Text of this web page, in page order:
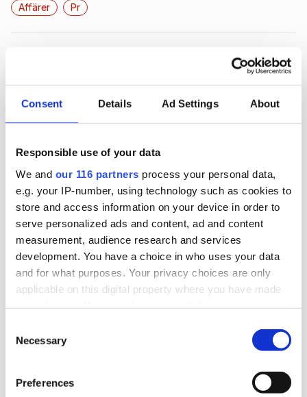
Consent Details Ad Settings About
Responsible use of your data
We and our 116 partners process your personal data,
e.g. your IP-number, using technology such as cookies to
store and access information on your device in order to
serve personalized ads and content, ad and content
measurement, audience research and services
development. You have a choice in who uses your data
and for what purposes. Your privacy choices are only
applicable on this digital property where you have made
the Privacy trigger icon.
Find out more about how your personal data is processed
and set your preferences in the
Selection
Necessary
Preferences
Affärer Pr
Pa-koncernen Rud Pedersen ökade under 2025
både intäkten och lönsamheten och passerade
Affärer Pr
Flashback investerade bort vinsten
Webbforumet för högt och mest lågt, Flashback,
ökade omsättningen men tappade i lönsamhet
under 2025.
Affärer
2026-07-28, 06:37